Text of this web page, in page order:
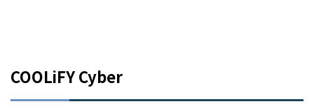
COOLiFY Cyber